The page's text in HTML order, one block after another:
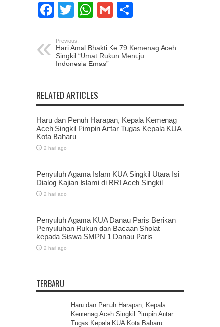
Facebook
TwitterWhatsApp
Gmail
Previous:
Hari Amal Bhakti Ke 79 Kemenag Aceh
Singkil “Umat Rukun Menuju
Indonesia Emas”
RELATED ARTICLES
Haru dan Penuh Harapan, Kepala Kemenag
Aceh Singkil Pimpin Antar Tugas Kepala KUA
Kota Baharu
2 hari ago
Penyuluh Agama Islam KUA Singkil Utara Isi
Dialog Kajian Islami di RRI Aceh Singkil
2 hari ago
Penyuluh Agama KUA Danau Paris Berikan
Penyuluhan Rukun dan Bacaan Sholat
kepada Siswa SMPN 1 Danau Paris
2 hari ago
TERBARU
Haru dan Penuh Harapan, Kepala
Kemenag Aceh Singkil Pimpin Antar
Tugas Kepala KUA Kota Baharu